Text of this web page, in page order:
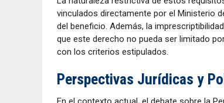
vinculados directamente por el Ministerio
del beneficio. Además, la
que este derecho no pueda ser limitado
con los criterios estipulados.
Perspectivas Jurídicas y